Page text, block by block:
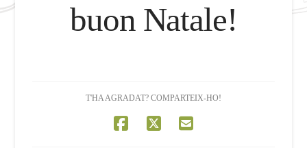
buon Natale!
T'HA AGRADAT? COMPARTEIX-HO!